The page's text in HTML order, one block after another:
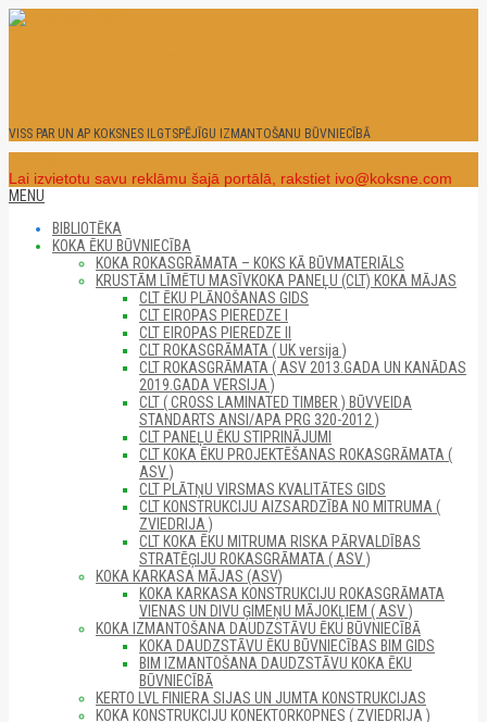
Skip
VISS PAR UN AP KOKSNES ILGTSPĒJĪGU IZMANTOŠANU BŪVNIECĪBĀ
Lai izvietotu savu reklāmu šajā portālā, rakstiet ivo@koksne.com
Secondary
Menu
MENU
BIBLIOTĒKA
KOKA ĒKU BŪVNIECĪBA
KOKA ROKASGRĀMATA – KOKS KĀ BŪVMATERIĀLS
KRUSTĀM LĪMĒTU MASĪVKOKA PANEĻU (CLT) KOKA MĀJAS
CLT ĒKU PLĀNOŠANAS GIDS
CLT EIROPAS PIEREDZE I
CLT EIROPAS PIEREDZE II
CLT ROKASGRĀMATA ( UK versija )
CLT ROKASGRĀMATA ( ASV 2013.GADA UN KANĀDAS
2019.GADA VERSIJA )
CLT ( CROSS LAMINATED TIMBER ) BŪVVEIDA
STANDARTS ANSI/APA PRG 320-2012 )
CLT PANEĻU ĒKU STIPRINĀJUMI
CLT KOKA ĒKU PROJEKTĒŠANAS ROKASGRĀMATA (
ASV )
CLT PLĀTŅU VIRSMAS KVALITĀTES GIDS
CLT KONSTRUKCIJU AIZSARDZĪBA NO MITRUMA (
ZVIEDRIJA )
CLT KOKA ĒKU MITRUMA RISKA PĀRVALDĪBAS
STRATĒĢIJU ROKASGRĀMATA ( ASV )
KOKA KARKASA MĀJAS (ASV)
KOKA KARKASA KONSTRUKCIJU ROKASGRĀMATA
VIENAS UN DIVU ĢIMEŅU MĀJOKĻIEM ( ASV )
KOKA IZMANTOŠANA DAUDZSTĀVU ĒKU BŪVNIECĪBĀ
KOKA DAUDZSTĀVU ĒKU BŪVNIECĪBAS BIM GIDS
BIM IZMANTOŠANA DAUDZSTĀVU KOKA ĒKU
BŪVNIECĪBĀ
KERTO LVL FINIERA SIJAS UN JUMTA KONSTRUKCIJAS
KOKA KONSTRUKCIJU KONEKTORKOPNES ( ZVIEDRIJA )